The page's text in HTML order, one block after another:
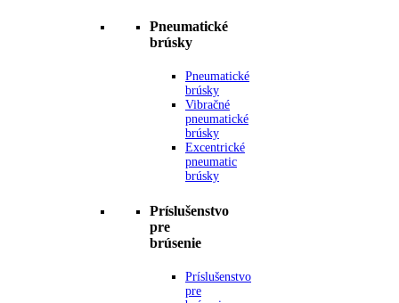
Pneumatické
brúsky
Pneumatické
brúsky
Vibračné
pneumatické
brúsky
Excentrické
pneumatic
brúsky
Príslušenstvo
pre
brúsenie
Príslušenstvo
pre